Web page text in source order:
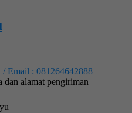
Email : 081264642888
alamat pengiriman